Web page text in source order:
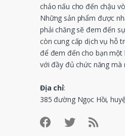
chảo nấu cho đến chậu
Những sản phẩm được
phải chăng sẽ đem đến
còn cung cấp dịch vụ hỗ
để đem đến cho bạn một
với đầy đủ chức năng mà
Địa chỉ:
385 đường Ngọc Hồi,